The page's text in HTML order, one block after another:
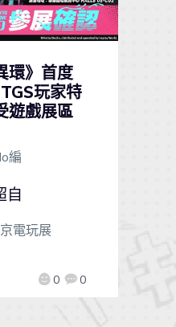
環》首度
玩家特
遊戲展區
編
0 0
自
電玩展